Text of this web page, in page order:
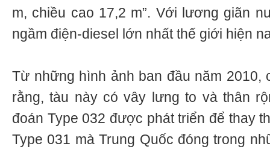
m, chiều cao 17,2 m”. Với lương giãn
ngầm điện-diesel lớn nhất thế giới hiện
Từ những hình ảnh ban đầu năm 2010,
rằng, tàu này có vây lưng to và thân
đoán Type 032 được phát triển để thay
Type 031 mà Trung Quốc đóng trong